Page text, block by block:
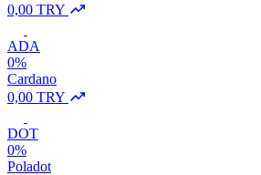
0,00 TRY
ADA
0%
Cardano
0,00 TRY
DOT
0%
Poladot